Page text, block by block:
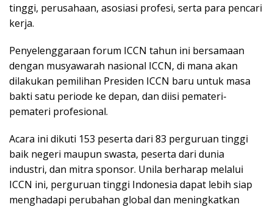
tinggi, perusahaan, asosiasi profesi, serta para pencari
kerja.
Penyelenggaraan forum ICCN tahun ini bersamaan
dengan musyawarah nasional ICCN, di mana akan
dilakukan pemilihan Presiden ICCN baru untuk masa
bakti satu periode ke depan, dan diisi pemateri-
pemateri profesional.
Acara ini dikuti 153 peserta dari 83 perguruan tinggi
baik negeri maupun swasta, peserta dari dunia
industri, dan mitra sponsor. Unila berharap melalui
ICCN ini, perguruan tinggi Indonesia dapat lebih siap
menghadapi perubahan global dan meningkatkan